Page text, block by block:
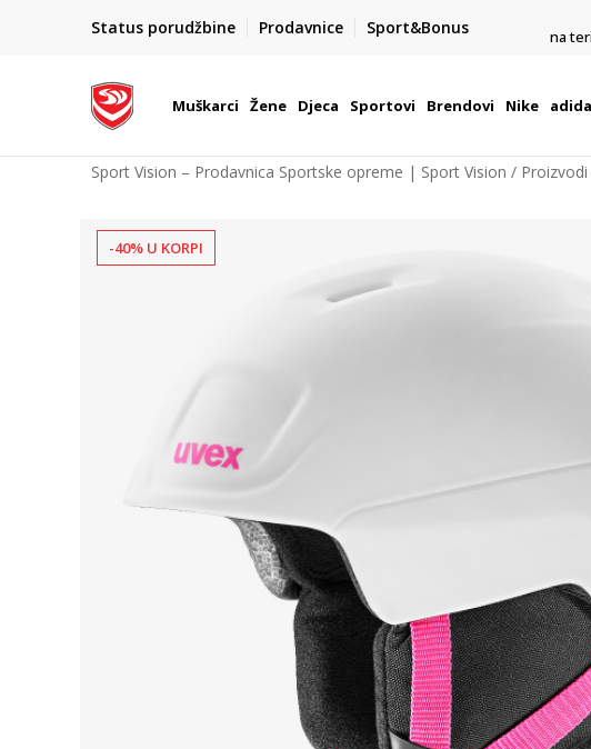
Status porudžbine Prodavnice Sport&Bonus
POZOVITE NAS NA : 055/490-400
Pon-Pet od 9h - 16h
na
Muškarci Žene Djeca Sportovi Brendovi Nike
Sport Vision – Prodavnica Sportske opreme | Sport Vision Proizvodi
-40% U KORPI